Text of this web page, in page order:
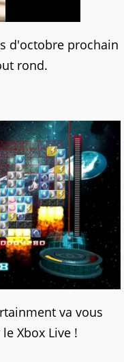
d'octobre prochain
rond.
va vous
Xbox Live !